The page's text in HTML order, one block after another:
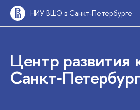
НИУ ВШЭ в Санкт-Петербурге
Центр развития
Санкт‑Петербург